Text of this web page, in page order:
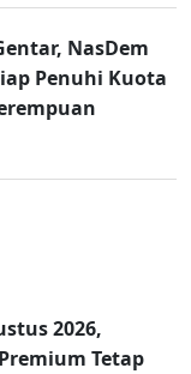
NasDem
Penuhi Kuota
2026,
Tetap